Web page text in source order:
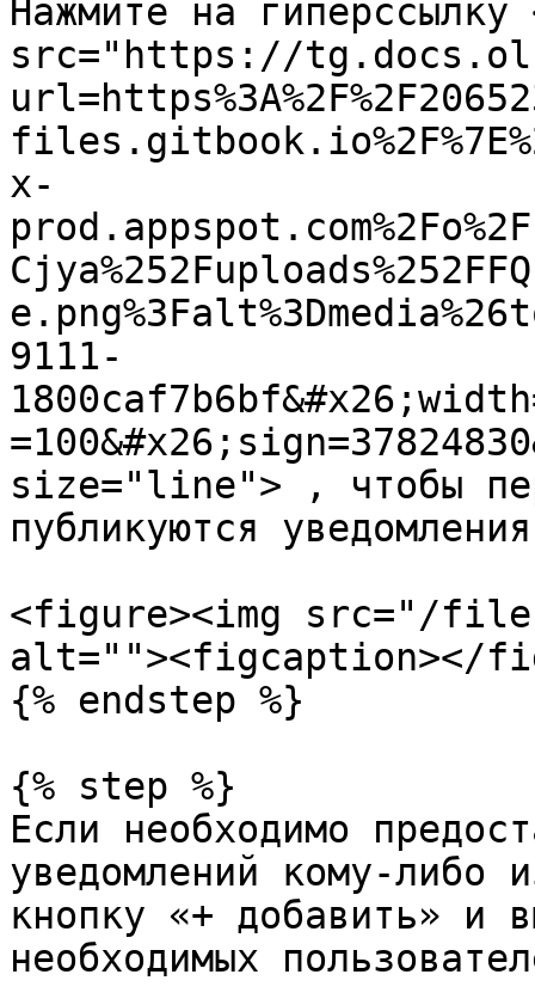
Нажмите на гиперссылку
src="https://
x-
9111-
size="line"> , чтобы
публикуются
<figure><img src="/files/
alt=""><figcaption></
{% endstep %}
{% step %}
Если необходимо
уведомлений кому-либо
кнопку «+ добавить» и
необходимых